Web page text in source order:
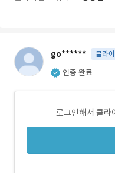
go****** 클라
인증 완료
로그인해서 클라